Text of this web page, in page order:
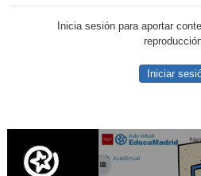
Inicia sesión para aportar
Iniciar